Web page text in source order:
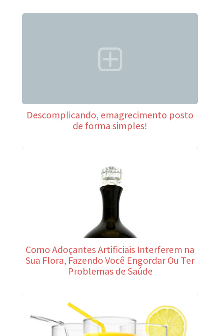
Descomplicando, emagrecimento posto
de forma simples!
Como Adoçantes Artificiais Interferem na
Sua Flora, Fazendo Você Engordar Ou Ter
Problemas de Saúde